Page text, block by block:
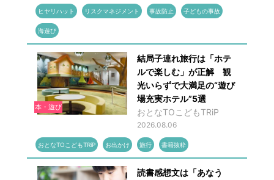
ヒヤリハット リスクマネジメント 事故防止 子どもの事故
海遊び
本・遊び
結局子連れ旅行は「ホテ
ルで楽しむ」が正解 観
光いらずで大満足の“遊び
場充実ホテル”5選
おとなTOこどもTRiP
2026.08.06
おとなTOこどもTRiP お出かけ 旅行 書籍抜粋
読書感想文は「あなう